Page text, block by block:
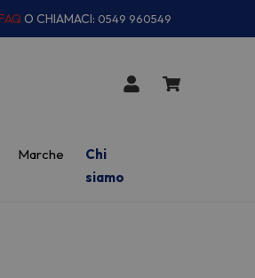
O CHIAMACI: 0549 960549
Marche
Chi
siamo